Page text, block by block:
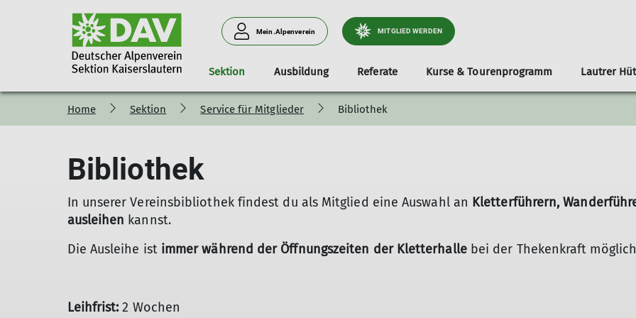
Mein.Alpenverein MITGLIED WERDEN
Sektion
Service für Mitglieder
Bibliothek
Mitglied werden
Familienmitgliedschaft
Gremien der Sektion Mitgliederversammlung
Ausbildung
Klettern Bergsteigen Biken und Wandern Trainer werden in
Referate
OG Idar-Oberstein
Aktuelles
Aktivitäten
Bergsteigen
Ausbildung
Biken Familien Klettern Senioren Soziales
Kurse & Tourenprogramm
Ausbildungskurse
Lautrer
Ausstattung Belegungsplan & Buchung Hüttengebühren Lage
Klettern MTB Jugend Unser Team
Direktverkauf in der Halle Kinderbereich Kilterboard Eintrittspreise
Home Sektion Service für Mitglieder Bibliothek
Bibliothek
In unserer Vereinsbibliothek findest du als Mitglied eine Auswahl an Kletterführern,
ausleihen kannst.
Die Ausleihe istimmer während der Öffnungszeiten der Kletterhallebei der Thekenkraft
Leihfrist: 2 Wochen